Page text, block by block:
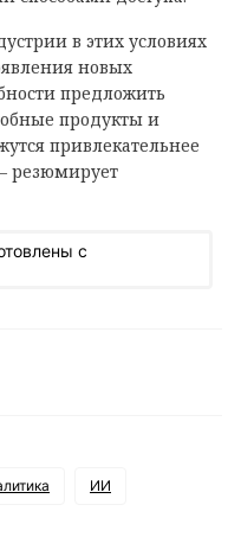
в этих условиях
новых
предложить
продукты и
привлекательнее
резюмирует
с
ИИ